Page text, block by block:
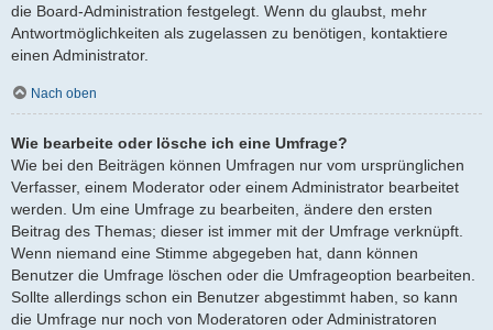
die Board-Administration festgelegt. Wenn du glaubst, mehr
Antwortmöglichkeiten als zugelassen zu benötigen, kontaktiere
einen Administrator.
Nach oben
Wie bearbeite oder lösche ich eine Umfrage?
Wie bei den Beiträgen können Umfragen nur vom ursprünglichen
Verfasser, einem Moderator oder einem Administrator bearbeitet
werden. Um eine Umfrage zu bearbeiten, ändere den ersten
Beitrag des Themas; dieser ist immer mit der Umfrage verknüpft.
Wenn niemand eine Stimme abgegeben hat, dann können
Benutzer die Umfrage löschen oder die Umfrageoption bearbeiten.
Sollte allerdings schon ein Benutzer abgestimmt haben, so kann
die Umfrage nur noch von Moderatoren oder Administratoren